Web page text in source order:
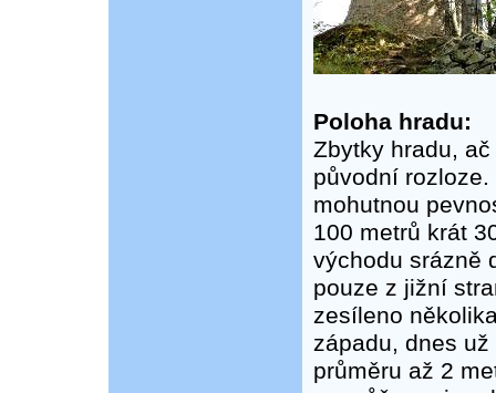
Poloha hradu:
Zbytky hradu,
původní
mohutnou
100 metrů krát
východu srázně
pouze z jižní
zesíleno
západu, dnes
průměru až 2